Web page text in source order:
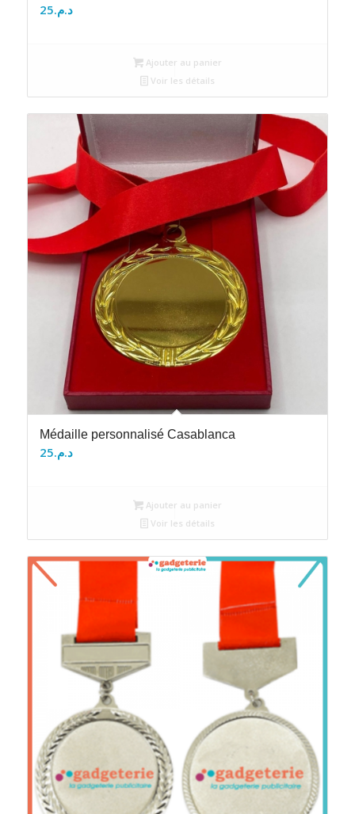
د.م.25
Ajouter au panier
Voir les détails
Médaille personnalisé Casablanca
د.م.25
Ajouter au panier
Voir les détails